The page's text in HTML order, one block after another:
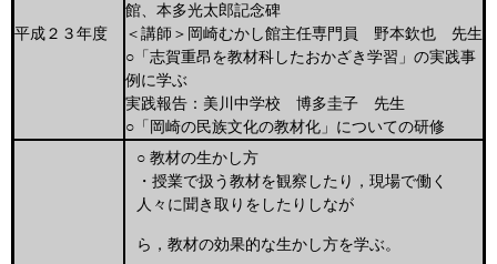
平成２３年度
館、本多光太郎記念碑
＜講師＞岡崎むかし館主任専門員 野本欽也 先生
○「志賀重昂を教材科したおかざき学習」の実践事
例に学ぶ
実践報告：美川中学校 博多圭子 先生
○「岡崎の民族文化の教材化」についての研修
○ 教材の生かし方
・授業で扱う教材を観察したり，現場で働く
人々に聞き取りをしたりしなが
ら，教材の効果的な生かし方を学ぶ。